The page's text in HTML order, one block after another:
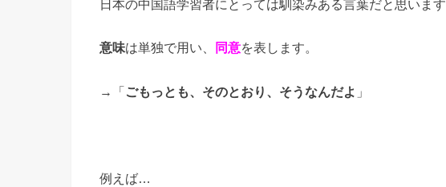
日本の中国語学習者にとっては馴染みある言葉だと思います
意味は単独で用い、 同意を表します。
→ 「ごもっとも、そのとおり、そうなんだよ 」
例えば…